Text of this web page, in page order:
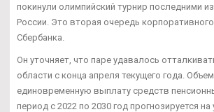
покинули олимпийский турнир последними
России. Это вторая очередь
Сбербанка.
Он уточняет, что паре удавалось
области с конца апреля текущего года.
единовременную выплату средств
период с 2022 по 2030 год прогнозируется